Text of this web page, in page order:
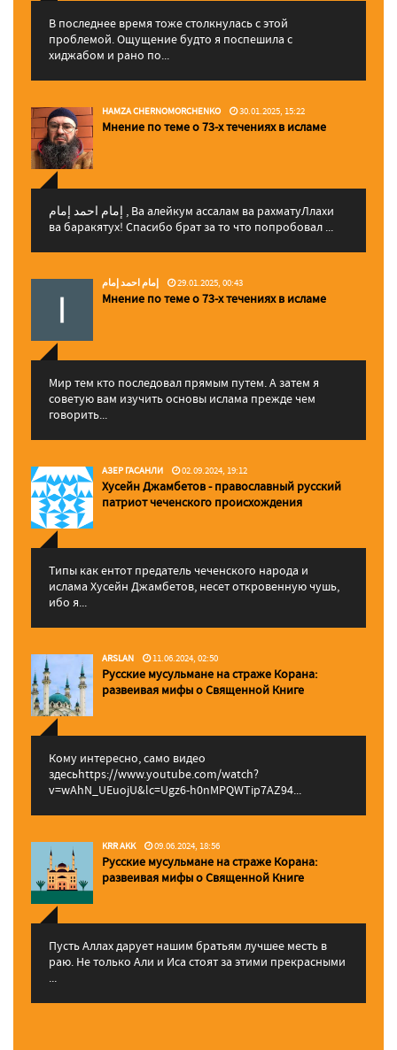
В последнее время тоже столкнулась с этой
проблемой. Ощущение будто я поспешила с
хиджабом и рано по...
HAMZA CHERNOMORCHENKO 30.01.2025, 15:22
Мнение по теме о 73-х течениях в исламе
إمام احمد إمام , Ва алейкум ассалам ва рахматуЛлахи
ва баракятух! Спасибо брат за то что попробовал ...
إمام احمد إمام 29.01.2025, 00:43
Мнение по теме о 73-х течениях в исламе
Мир тем кто последовал прямым путем. А затем я
советую вам изучить основы ислама прежде чем
говорить...
АЗЕР ГАСАНЛИ 02.09.2024, 19:12
Хусейн Джамбетов - православный русский
патриот чеченского происхождения
Типы как ентот предатель чеченского народа и
ислама Хусейн Джамбетов, несет откровенную чушь,
ибо я...
ARSLAN 11.06.2024, 02:50
Русские мусульмане на страже Корана:
pазвеивая мифы о Священной Книге
Кому интересно, само видео
здесьhttps://www.youtube.com/watch?
v=wAhN_UEuojU&lc=Ugz6-h0nMPQWTip7AZ94...
KRR AKK 09.06.2024, 18:56
Русские мусульмане на страже Корана:
pазвеивая мифы о Священной Книге
Пусть Аллах дарует нашим братьям лучшее месть в
раю. Не только Али и Иса стоят за этими прекрасными